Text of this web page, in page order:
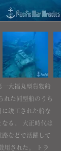
一大福丸型貨物船
れた同型船のうち
竣工された船な
る。 大正時代は
などで活躍して
用された。 トラ